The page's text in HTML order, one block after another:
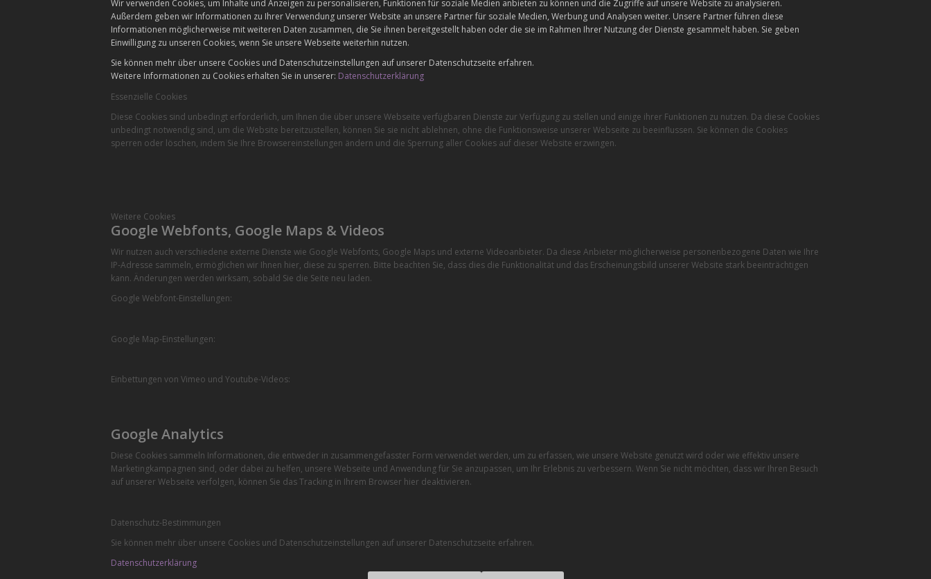
Wir verwenden Cookies, um Inhalte und Anzeigen zu personalisieren, Funktionen für soziale Medien anbieten zu können und die Zugriffe auf unsere Website zu analysieren.
Außerdem geben wir Informationen zu Ihrer Verwendung unserer Website an unsere Partner für soziale Medien, Werbung und Analysen weiter. Unsere Partner führen diese
Informationen möglicherweise mit weiteren Daten zusammen, die Sie ihnen bereitgestellt haben oder die sie im Rahmen Ihrer Nutzung der Dienste gesammelt haben. Sie geben
Einwilligung zu unseren Cookies, wenn Sie unsere Webseite weiterhin nutzen.
Sie können mehr über unsere Cookies und Datenschutzeinstellungen auf unserer Datenschutzseite erfahren.
Weitere Informationen zu Cookies erhalten Sie in unserer: Datenschutzerklärung
Essenzielle Cookies
Diese Cookies sind unbedingt erforderlich, um Ihnen die über unsere Webseite verfügbaren Dienste zur Verfügung zu stellen und einige ihrer Funktionen zu nutzen. Da diese Cookies
unbedingt notwendig sind, um die Website bereitzustellen, können Sie sie nicht ablehnen, ohne die Funktionsweise unserer Webseite zu beeinflussen. Sie können die Cookies
sperren oder löschen, indem Sie Ihre Browsereinstellungen ändern und die Sperrung aller Cookies auf dieser Website erzwingen.
Weitere Cookies
Google Webfonts, Google Maps & Videos
Wir nutzen auch verschiedene externe Dienste wie Google Webfonts, Google Maps und externe Videoanbieter. Da diese Anbieter möglicherweise personenbezogene Daten wie Ihre
IP-Adresse sammeln, ermöglichen wir Ihnen hier, diese zu sperren. Bitte beachten Sie, dass dies die Funktionalität und das Erscheinungsbild unserer Website stark beeinträchtigen
kann. Änderungen werden wirksam, sobald Sie die Seite neu laden.
Google Webfont-Einstellungen:
Google Map-Einstellungen:
Einbettungen von Vimeo und Youtube-Videos:
Google Analytics
Diese Cookies sammeln Informationen, die entweder in zusammengefasster Form verwendet werden, um zu erfassen, wie unsere Website genutzt wird oder wie effektiv unsere
Marketingkampagnen sind, oder dabei zu helfen, unsere Webseite und Anwendung für Sie anzupassen, um Ihr Erlebnis zu verbessern. Wenn Sie nicht möchten, dass wir Ihren Besuch
auf unserer Webseite verfolgen, können Sie das Tracking in Ihrem Browser hier deaktivieren.
Datenschutz-Bestimmungen
Sie können mehr über unsere Cookies und Datenschutzeinstellungen auf unserer Datenschutzseite erfahren.
Datenschutzerklärung